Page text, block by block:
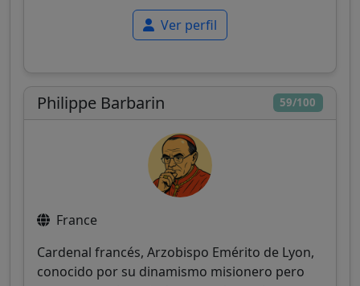
Ver perfil
59/100
Philippe Barbarin
France
Cardenal francés, Arzobispo Emérito de Lyon,
conocido por su dinamismo misionero pero